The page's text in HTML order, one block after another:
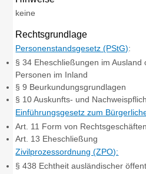
keine
Rechtsgrundlage
Personenstandsgesetz (PStG):
§ 34 Eheschließungen im Ausland
Personen im Inland
§ 9 Beurkundungsgrundlagen
§ 10 Auskunfts- und
Einführungsgesetz zum
Art. 11 Form von Rechtsgeschäften
Art. 13 Eheschließung
Zivilprozessordnung (ZPO):
§ 438 Echtheit ausländischer